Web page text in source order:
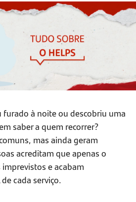
furado à noite ou descobriu uma
saber a quem recorrer?
mas ainda geram
acreditam que apenas o
e acabam
cada serviço.